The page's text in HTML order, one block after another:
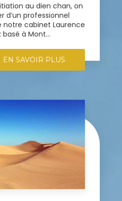
au dien chan, on
d’un professionnel
notre cabinet Laurence
à Mont...
EN SAVOIR PLUS